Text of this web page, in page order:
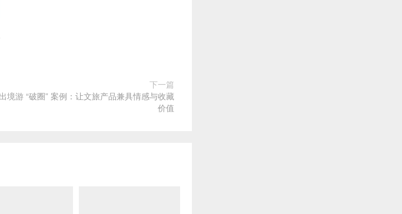
下一篇
境游 “破圈” 案例：让文旅产品兼具情感与收藏
价值